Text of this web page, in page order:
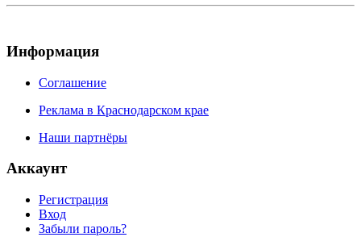
Информация
Соглашение
Реклама в Краснодарском крае
Наши партнёры
Аккаунт
Регистрация
Вход
Забыли пароль?